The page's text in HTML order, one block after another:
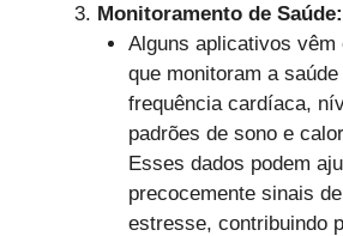
Monitoramento de Saúde:
Alguns aplicativos vêm
que monitoram a
frequência cardíaca,
padrões de sono e
Esses dados podem
precocemente sinais
estresse, contribuindo